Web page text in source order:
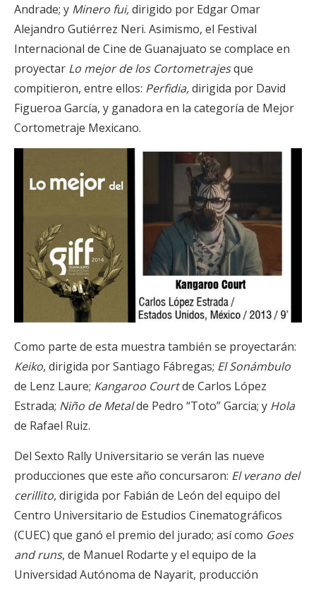
Andrade; y Minero fui,dirigido por Edgar Omar
Alejandro Gutiérrez Neri. Asimismo, el Festival
Internacional de Cine de Guanajuato se complace en
proyectar Lo mejor de los Cortometrajesque
compitieron, entre ellos: Perfidia,dirigida por David
Figueroa García, y ganadora en la categoría de Mejor
Cortometraje Mexicano.
Como parte de esta muestra también se proyectarán:
Keiko, dirigida por Santiago Fábregas; El Sonámbulo
de Lenz Laure; Kangaroo Courtde Carlos López
Estrada; Niño de Metalde Pedro “Toto” Garcia; y Hola
de Rafael Ruiz.
Del Sexto Rally Universitario se verán las nueve
producciones que este año concursaron: El verano del
cerillito, dirigida por Fabián de León del equipo del
Centro Universitario de Estudios Cinematográficos
(CUEC) que ganó el premio del jurado; así como Goes
and runs, de Manuel Rodarte y el equipo de la
Universidad Autónoma de Nayarit, producción